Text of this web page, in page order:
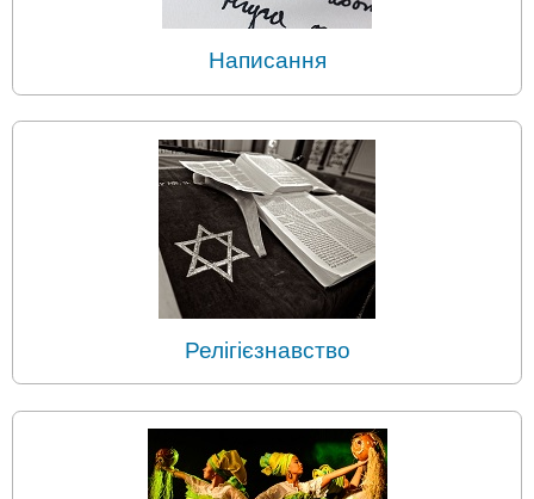
Написання
Релігієзнавство